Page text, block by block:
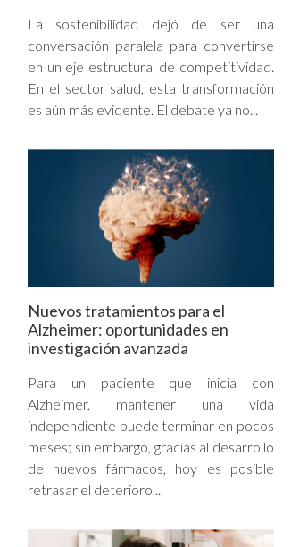
La sostenibilidad dejó de ser una
conversación paralela para convertirse
en un eje estructural de competitividad.
En el sector salud, esta transformación
es aún más evidente. El debate ya no...
Nuevos tratamientos para el
Alzheimer: oportunidades en
investigación avanzada
Para un paciente que inicia con
Alzheimer, mantener una vida
independiente puede terminar en pocos
meses; sin embargo, gracias al desarrollo
de nuevos fármacos, hoy es posible
retrasar el deterioro...